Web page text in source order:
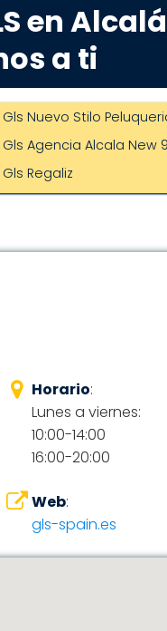
en
a ti
Gls Nuevo Stilo
Gls Agencia Alcala New
Gls Regaliz
Horario:
Lunes a viernes:
10:00-14:00
16:00-20:00
Web:
gls-spain.es